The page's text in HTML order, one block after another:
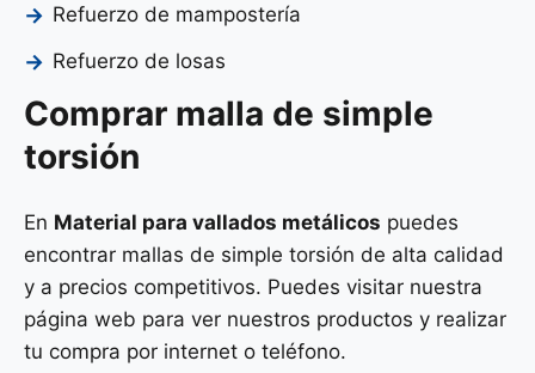
Refuerzo de mampostería
Refuerzo de losas
Comprar malla de simple
torsión
En Material para vallados metálicos puedes
encontrar mallas de simple torsión de alta calidad
y a precios competitivos. Puedes visitar nuestra
página web para ver nuestros productos y realizar
tu compra por internet o teléfono.